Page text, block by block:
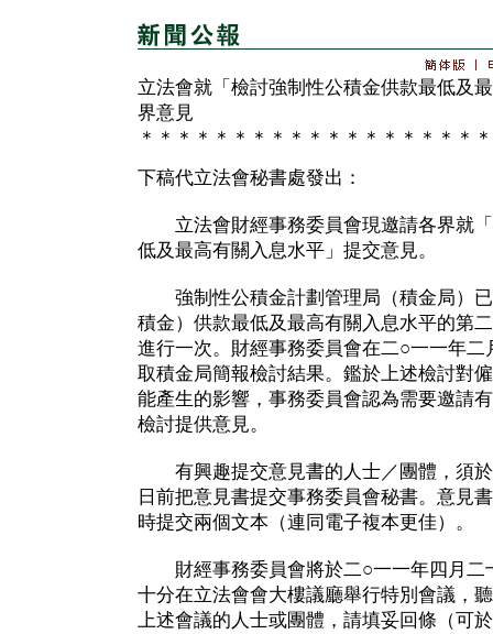
立法會就「檢討強制性公積金供款最低及
界意見
＊＊＊＊＊＊＊＊＊＊＊＊＊＊＊＊＊＊
下稿代立法會秘書處發出：
立法會財經事務委員會現邀請各界就「
低及最高有關入息水平」提交意見。
強制性公積金計劃管理局（積金局）已
積金）供款最低及最高有關入息水平的第
進行一次。財經事務委員會在二○一一年
取積金局簡報檢討結果。鑑於上述檢討對
能產生的影響，事務委員會認為需要邀請
檢討提供意見。
有興趣提交意見書的人士／團體，須於
日前把意見書提交事務委員會秘書。意見
時提交兩個文本（連同電子複本更佳）。
財經事務委員會將於二○一一年四月二
十分在立法會會大樓議廳舉行特別會議，
上述會議的人士或團體，請填妥回條（可